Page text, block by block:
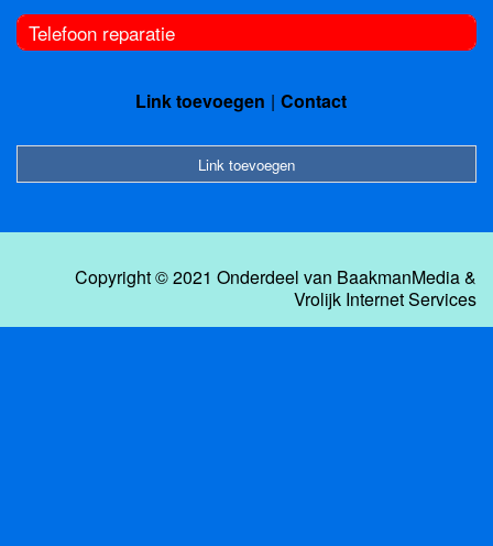
Telefoon reparatie
Link toevoegen Contact
Link toevoegen
Copyright © 2021 Onderdeel van BaakmanMedia&
Vrolijk Internet Services